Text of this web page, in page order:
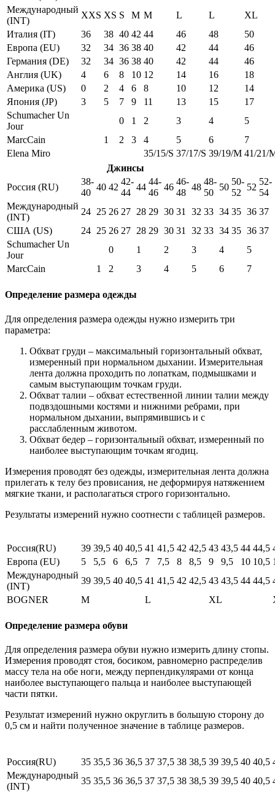
Международный
(INT)
XXS XS S M M L L
XL
Италия (IT)
36 38 40 42 44 46 48
50
Европа (EU)
32 34 36 38 40 42 44
46
Германия (DE)
32 34 36 38 40 42 44
46
Англия (UK)
4 6 8 10 12 14 16
18
Америка (US)
0 2 4 6 8 10 12
14
Япония (JP)
3 5 7 9 11 13 15
17
Schumacher Un
Jour
0 1 2 3 4
5
MarcCain
1 2 3 4 5 6
7
Elena Miro
35/15/S 37/17/S 39/19/M 41/21/
Джинсы
Россия (RU)
38-
40
40 42
42-
44
44
44-
46
46
46-
48
48
48-
50
50
50-
52
52
52-
54
Международный
(INT)
24 25 26 27 28 29 30 31 32 33 34 35 36 37
США (US)
24 25 26 27 28 29 30 31 32 33 34 35 36 37
Schumacher Un
Jour
0 1 2 3 4
5
MarcCain
1 2 3 4 5 6 7
Определение размера одежды
Для определения размера одежды нужно измерить три
параметра:
Обхват груди – максимальный горизонтальный обхват,
измеренный при нормальном дыхании. Измерительная
лента должна проходить по лопаткам, подмышками и
самым выступающим точкам груди.
Обхват талии – обхват естественной линии талии между
подвздошными костями и нижними ребрами, при
нормальном дыхании, выпрямившись и с
расслабленным животом.
Обхват бедер – горизонтальный обхват, измеренный по
наиболее выступающим точкам ягодиц.
Измерения проводят без одежды, измерительная лента должна
прилегать к телу без провисания, не деформируя натяжением
мягкие ткани, и располагаться строго горизонтально.
Результаты измерений нужно соотнести с таблицей размеров.
Россия(RU) 39 39,5 40 40,5 41 41,5 42 42,5 43 43,5 44 44,5
Европа (EU)
5 5,5 6 6,5 7 7,5 8 8,5 9 9,5 10 10,5
Международный
(INT)
39 39,5 40 40,5 41 41,5 42 42,5 43 43,5 44 44,5
BOGNER
M L XL
Определение размера обуви
Для определения размера обуви нужно измерить длину стопы.
Измерения проводят стоя, босиком, равномерно распределив
массу тела на обе ноги, между перпендикулярами от конца
наиболее выступающего пальца и наиболее выступающей
части пятки.
Результат измерений нужно округлить в большую сторону до
0,5 см и найти полученное значение в таблице размеров.
Россия(RU) 35 35,5 36 36,5 37 37,5 38 38,5 39 39,5 40 40,5
Международный
(INT)
35 35,5 36 36,5 37 37,5 38 38,5 39 39,5 40 40,5